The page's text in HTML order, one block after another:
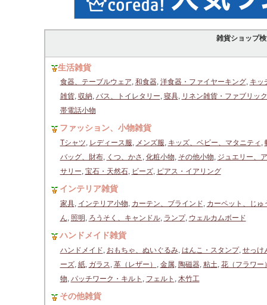
雑貨ショップ
生活雑貨
食器、テーブルウェア, 和食器, 洋食器・ファイヤーキング, キッ
雑貨, 収納, バス、トイレタリー, 寝具, リネン雑貨・ファブリック
帯電話小物
ファッション、小物雑貨
Tシャツ, レディース服, メンズ服, キッズ、ベビー、マタニティ ,
バッグ、財布, くつ、かさ , 化粧小物, その他小物, ジュエリー、
サリー, 宝石・天然石, ビーズ, ピアス・イアリング
インテリア雑貨
家具, インテリア小物, カーテン、ブラインド, カーペット、じゅ
ん, 照明 , ろうそく、キャンドル, ランプ, ウェルカムボード
ハンドメイド雑貨
ハンドメイド, おもちゃ、ぬいぐるみ, はんこ・スタンプ, せっけ
ーズ, 紙, ガラス, 革（レザー） , 金属, 陶磁器, 粘土, 花（フラワー
物, パッチワーク・キルト , フェルト , 木竹工
その他雑貨